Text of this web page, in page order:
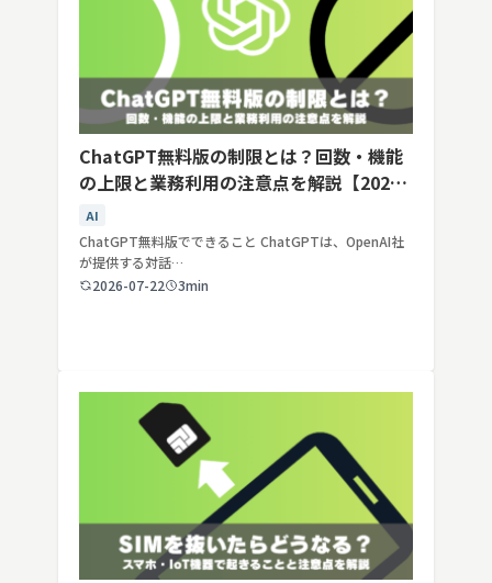
ChatGPT無料版の制限とは？回数・機能
の上限と業務利用の注意点を解説【2026
年最新】
AI
ChatGPT無料版でできること ChatGPTは、OpenAI社
が提供する対話…
2026-07-22
3min